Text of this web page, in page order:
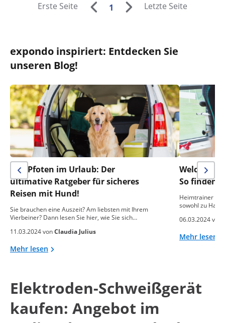
Erste Seite 1 Letzte Seite
expondo inspiriert: Entdecken Sie
unseren Blog!
Vier Pfoten im Urlaub: Der
ultimative Ratgeber für sicheres
Reisen mit Hund!
Sie brauchen eine Auszeit? Am liebsten mit Ihrem
Vierbeiner? Dann lesen Sie hier, wie Sie sich…
11.03.2024 vonClaudia Julius
Mehr lesen
Welcher
So finden
Heimtrainer
sowohl zu
06.03.2024 von
Mehr lesen
Elektroden-Schweißgerät
kaufen: Angebot im